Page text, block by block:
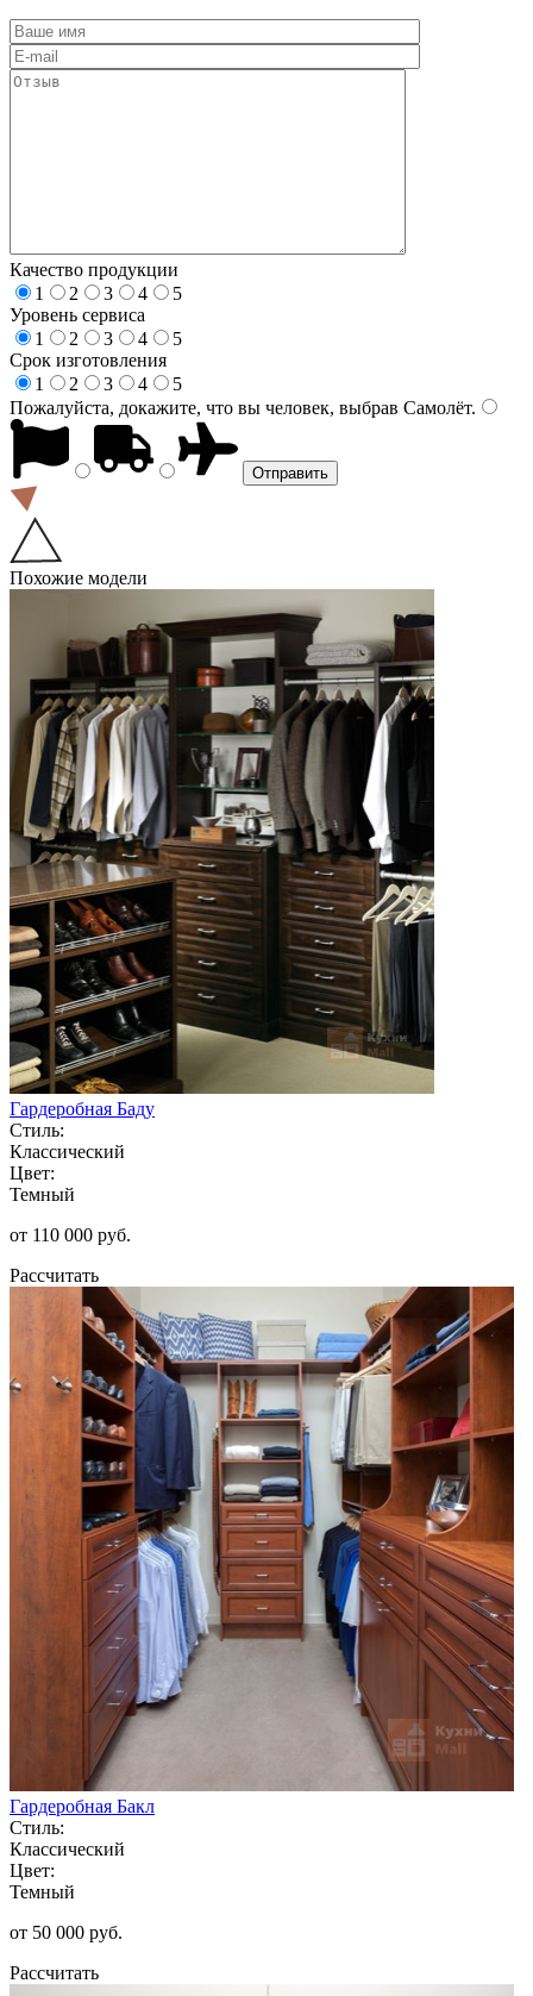
Качество продукции
1
2 3 4
5
Уровень сервиса
1
2 3 4
5
Срок изготовления
1
2 3 4
5
Пожалуйста, докажите, что вы человек, выбрав Самолёт.
Похожие модели
Гардеробная Баду
Стиль:
Классический
Цвет:
Темный
от 110 000 руб.
Рассчитать
Гардеробная Бакл
Стиль:
Классический
Цвет:
Темный
от 50 000 руб.
Рассчитать